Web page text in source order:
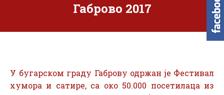
Габрово 2017
У бугарском граду Габрову одржан је Фестивал
хумора и сатире, са око 50.000 посетилаца из